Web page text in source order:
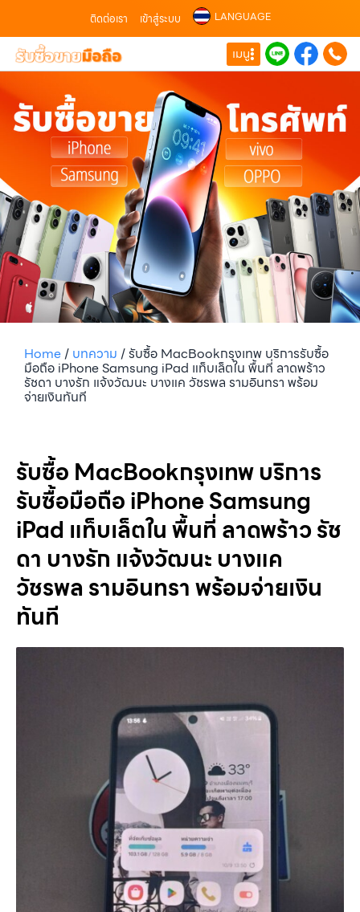
ติดต่อเรา เข้าสู่ระบบ LANGUAGE
เมนู
Home/ บทความ /รับซื้อ MacBookกรุงเทพ บริการรับซื้อ
มือถือ iPhone Samsung iPad แท็บเล็ตใน พื้นที่ ลาดพร้าว
รัชดา บางรัก แจ้งวัฒนะ บางแค วัชรพล รามอินทรา พร้อม
จ่ายเงินทันที
รับซื้อ MacBookกรุงเทพ บริการ
รับซื้อมือถือ iPhone Samsung
iPad แท็บเล็ตใน พื้นที่ ลาดพร้าว รัช
ดา บางรัก แจ้งวัฒนะ บางแค
วัชรพล รามอินทรา พร้อมจ่ายเงิน
ทันที